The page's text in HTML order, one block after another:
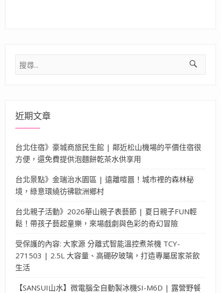
搜
尋
近期文章
台北住宿》豪城商旅民生館 | 鄰近松山機場的平價住宿很
方便，還免費提供泡麵餅乾茶水供享用
台北景點》金瑞治水園區 | 遠離喧囂！城市裡的森林秘
境，綠意環繞彷彿歐洲鄉村
台北親子活動》2026華山親子表藝節 | 夏日親子FUN輕
鬆！帶孩子藝起童樂，來場戲劇與色彩的奇幻冒險
受保護的內容: 大家源 分離式智能溫控煮茶機 TCY-
271503 | 2.5L 大容量、高硼矽玻璃，打造專屬居家茶飲
生活
【SANSUI山水】微電腦全自動製冰機SI-M6D | 露營野餐